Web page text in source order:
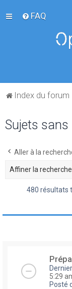
FAQ
Index du forum
Sujets sans
Aller à la
480 résultats
5:29
Posté